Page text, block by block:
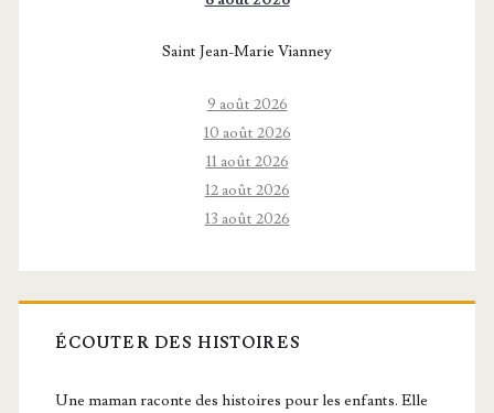
Saint Jean-Marie Vianney
9 août 2026
10 août 2026
11 août 2026
12 août 2026
13 août 2026
ÉCOUTER DES HISTOIRES
Une maman raconte des histoires pour les enfants. Elle